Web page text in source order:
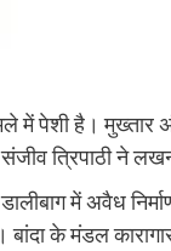
में पेशी है।
त्रिपाठी ने
में अवैध
के मंडल